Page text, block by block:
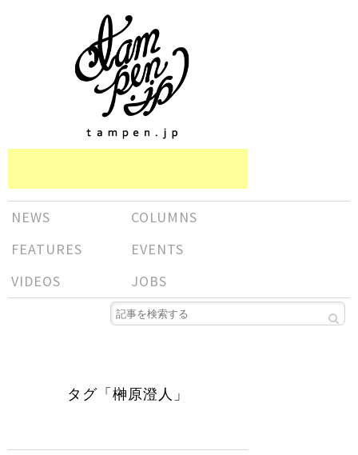
NEWS
COLUMNS
FEATURES
EVENTS
VIDEOS
JOBS
タグ「榊原澄人」